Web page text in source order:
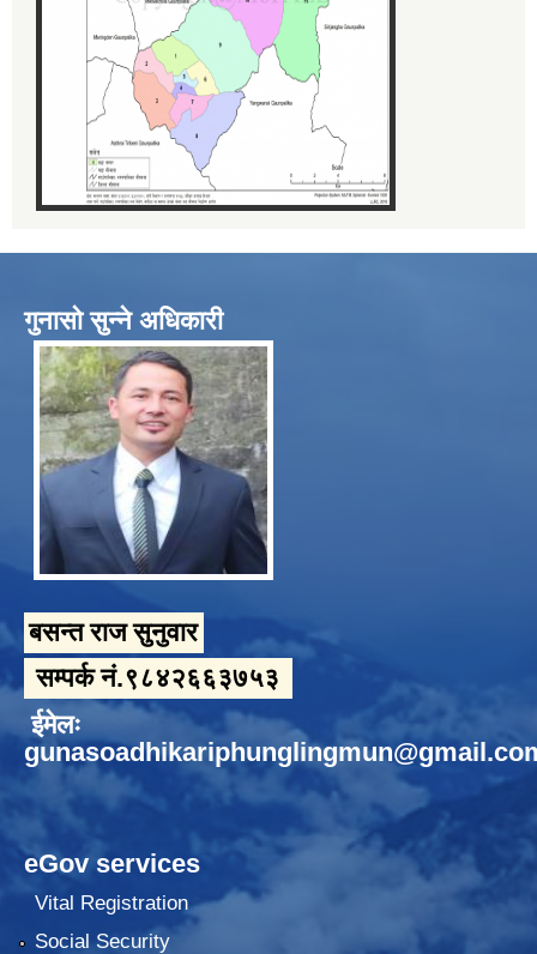
गुनासो सुन्ने अधिकारी
बसन्त राज सुनुवार
सम्पर्क नं.९८४२६६३७५३
ईमेलः
eGov services
Vital Registration
Social Security